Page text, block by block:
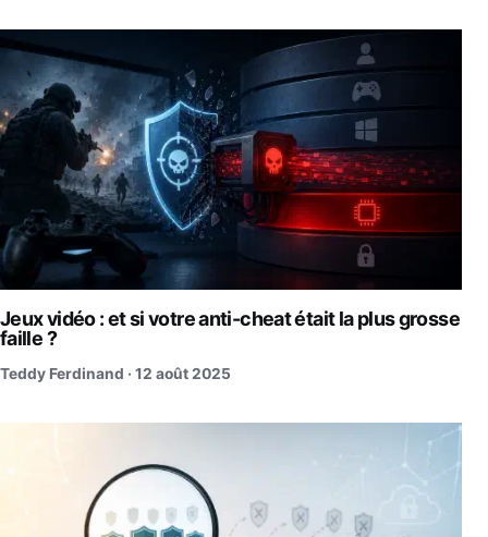
Jeux vidéo : et si votre anti-cheat était la plus grosse
faille ?
Teddy Ferdinand · 12 août 2025